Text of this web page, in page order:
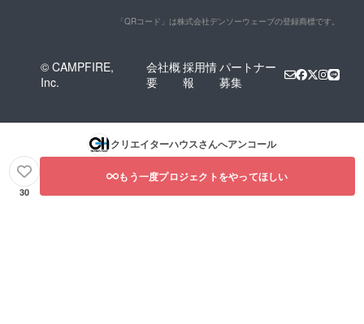
「QRコード」は株式会社デンソーウェーブの登録商標です。
© CAMPFIRE,
Inc.
会社概
要
採用情
報
パートナー
募集
クリエイターハウスさんへアンコール
30
もう一度プロジェクトをやってほしい